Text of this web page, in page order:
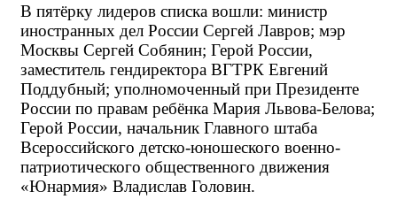
В пятёрку лидеров списка вошли: министр
иностранных дел России Сергей Лавров; мэр
Москвы Сергей Собянин; Герой России,
заместитель гендиректора ВГТРК Евгений
Поддубный; уполномоченный при Президенте
России по правам ребёнка Мария Львова-Белова;
Герой России, начальник Главного штаба
Всероссийского детско-юношеского военно-
патриотического общественного движения
«Юнармия» Владислав Головин.